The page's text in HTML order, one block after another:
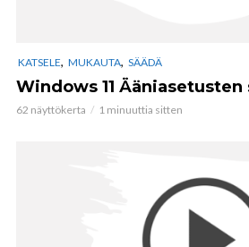
KATSELE, MUKAUTA, SÄÄDÄ
Windows 11 Ääniasetusten
62 näyttökerta 1 minuuttia sitten